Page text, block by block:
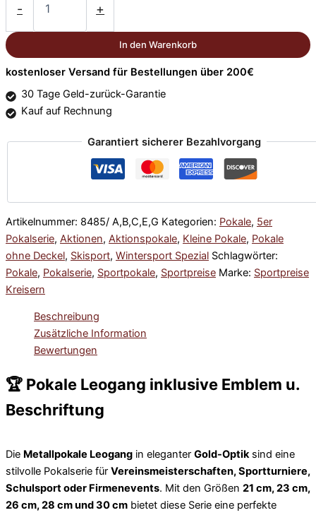
-
30cm
Menge
+
In den Warenkorb
kostenloser Versand für Bestellungen über 200€
30 Tage Geld-zurück-Garantie
Kauf auf Rechnung
Garantiert sicherer Bezahlvorgang
Artikelnummer: 8485/ A,B,C,E,G Kategorien: Pokale, 5er
Pokalserie, Aktionen, Aktionspokale, Kleine Pokale, Pokale
ohne Deckel, Skisport, Wintersport Spezial Schlagwörter:
Pokale, Pokalserie, Sportpokale, Sportpreise Marke: Sportpreise
Kreisern
Beschreibung
Zusätzliche Information
Bewertungen
🏆 Pokale Leogang inklusive Emblem u.
Beschriftung
Die Metallpokale Leogang in eleganter Gold-Optiksind eine
stilvolle Pokalserie für Vereinsmeisterschaften, Sportturniere,
Schulsport oder Firmenevents. Mit den Größen 21 cm, 23 cm,
26 cm, 28 cm und 30 cm bietet diese Serie eine perfekte